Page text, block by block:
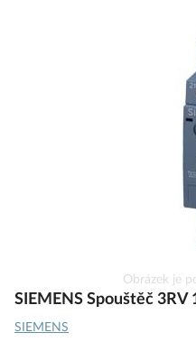
na
galerie
Obrázek je
SIEMENS Spouštěč
SIEMENS